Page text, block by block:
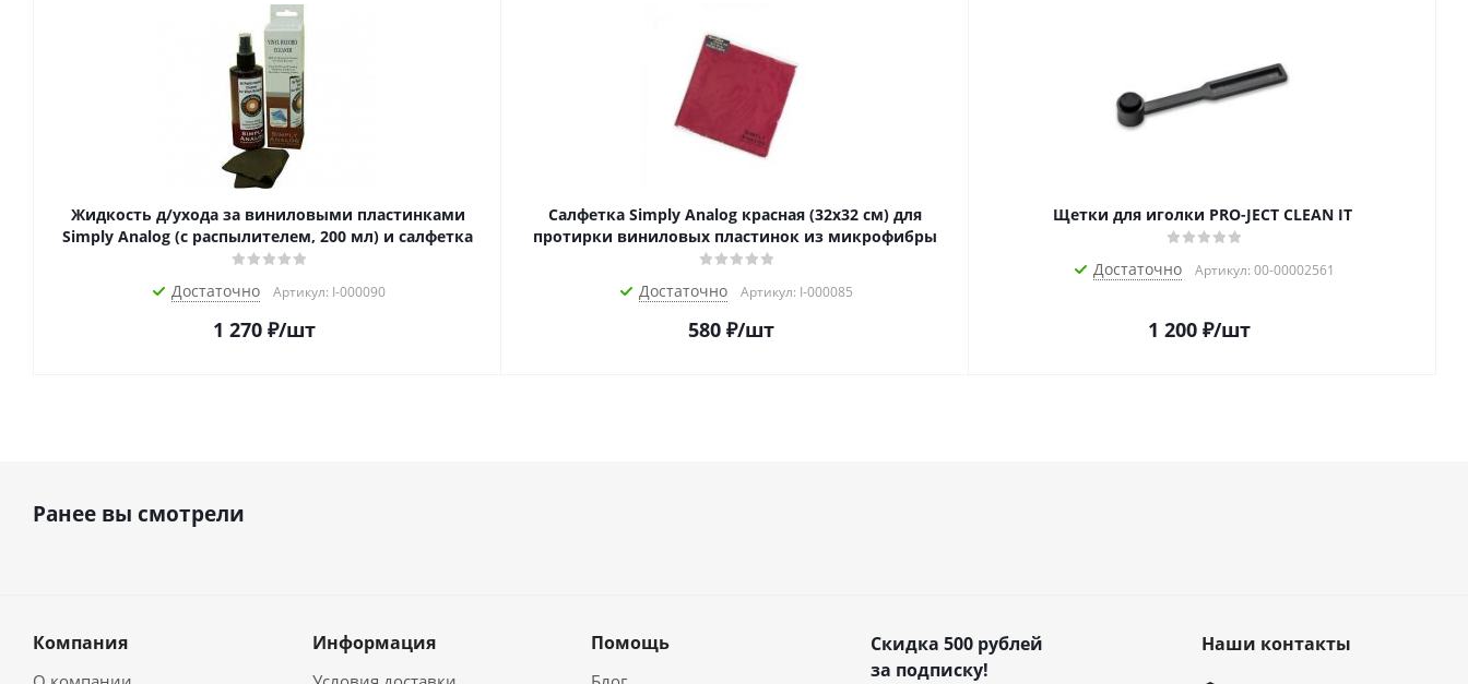
Жидкость д/ухода за виниловыми пластинками
Simply Analog (с распылителем, 200 мл) и салфетка
Достаточно Артикул: I-000090
1 270₽/шт
Салфетка Simply Analog красная (32х32 см) для
протирки виниловых пластинок из микрофибры
Достаточно Артикул: I-000085
580 ₽/шт
Щетки для иголки PRO-JECT CLEAN IT
Достаточно Артикул: 00-00002561
1 200₽/шт
Ранее вы смотрели
Компания Информация Помощь
Скидка 500 рублей
за подписку!
Наши контакты